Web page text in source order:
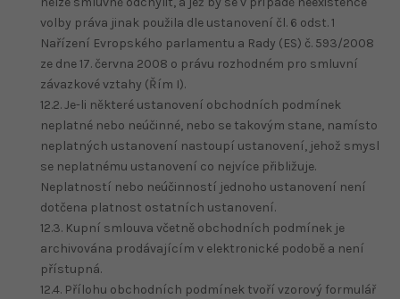
volby práva jinak použila dle ustanovení čl. 6 odst. 1
Nařízení Evropského parlamentu a Rady (ES) č. 593/2008
ze dne 17. června 2008 o právu rozhodném pro smluvní
závazkové vztahy (Řím I).
12.2. Je-li některé ustanovení obchodních podmínek
neplatné nebo neúčinné, nebo se takovým stane, namísto
neplatných ustanovení nastoupí ustanovení, jehož smysl
se neplatnému ustanovení co nejvíce přibližuje.
Neplatností nebo neúčinností jednoho ustanovení není
dotčena platnost ostatních ustanovení.
12.3. Kupní smlouva včetně obchodních podmínek je
archivována prodávajícím v elektronické podobě a není
přístupná.
12.4. Přílohu obchodních podmínek tvoří vzorový formulář